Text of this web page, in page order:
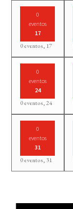
0
eventos
17
0 eventos, 17
0
eventos
24
0 eventos,24
0
eventos
31
0 eventos, 31